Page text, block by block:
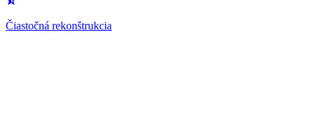
Čiastočná rekonštrukcia